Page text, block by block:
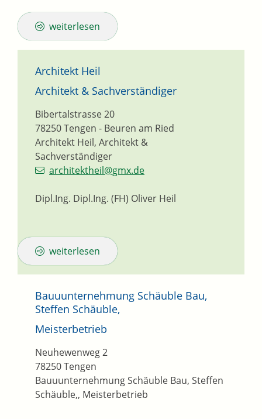
weiterlesen
Architekt Heil
Architekt & Sachverständiger
Architekt Heil, Architekt &
Sachverständiger
Bibertalstrasse 20
78250Tengen - Beuren am Ried
architektheil@gmx.de
Dipl.Ing. Dipl.Ing. (FH) Oliver Heil
weiterlesen
Bauuunternehmung Schäuble Bau,
Steffen Schäuble,
Meisterbetrieb
Bauuunternehmung Schäuble Bau, Steffen
Schäuble,, Meisterbetrieb
Neuhewenweg 2
78250Tengen